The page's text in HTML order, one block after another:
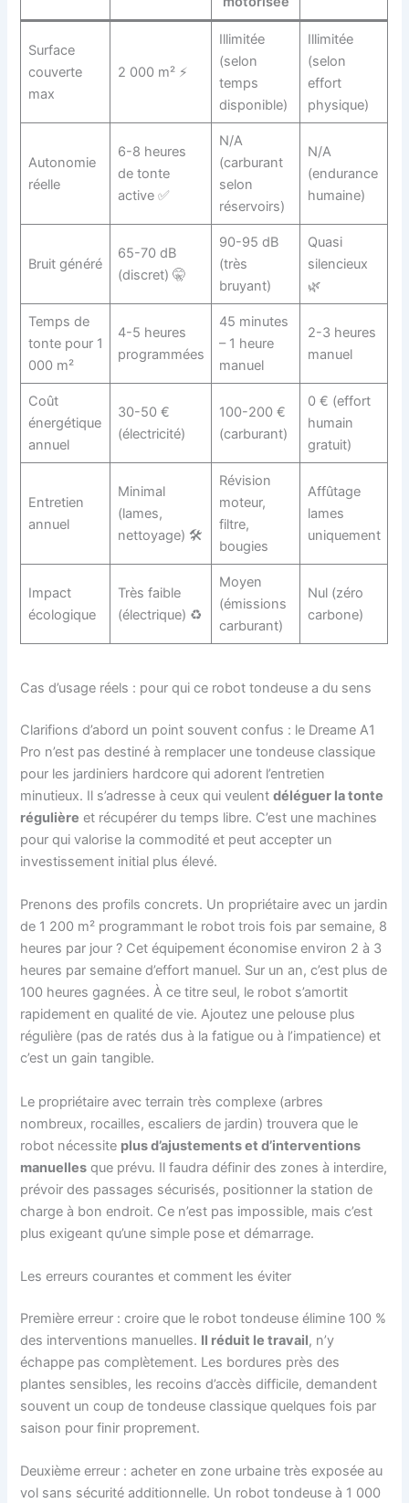
Surface
couverte
max
2 000 m² ⚡
Illimitée
(selon
temps
disponible)
Illimitée
(selon
effort
physique)
Autonomie
réelle
6-8 heures
de tonte
active ✅
N/A
(carburant
selon
réservoirs)
N/A
(endurance
humaine)
Bruit généré
65-70 dB
(discret) 🤫
90-95 dB
(très
bruyant)
Quasi
silencieux
🌿
Temps de
tonte pour 1
000 m²
4-5 heures
programmées
45 minutes
– 1 heure
manuel
2-3 heures
manuel
Coût
énergétique
annuel
30-50 €
(électricité)
100-200 €
(carburant)
0 € (effort
humain
gratuit)
Entretien
annuel
Minimal
(lames,
nettoyage) 🛠️
Révision
moteur,
filtre,
bougies
Affûtage
lames
uniquement
Impact
écologique
Très faible
(électrique) ♻️
Moyen
(émissions
carburant)
Nul (zéro
carbone)
Cas d’usage réels : pour qui ce robot tondeuse a du sens
Clarifions d’abord un point souvent confus : le Dreame A1
Pro n’est pas destiné à remplacer une tondeuse classique
pour les jardiniers hardcore qui adorent l’entretien
minutieux. Il s’adresse à ceux qui veulentdéléguer la tonte
régulière et récupérer du temps libre. C’est une machines
pour qui valorise la commodité et peut accepter un
investissement initial plus élevé.
Prenons des profils concrets. Un propriétaire avec un jardin
de 1 200 m² programmant le robot trois fois par semaine, 8
heures par jour ? Cet équipement économise environ 2 à 3
heures par semaine d’effort manuel. Sur un an, c’est plus de
100 heures gagnées. À ce titre seul, le robot s’amortit
rapidement en qualité de vie. Ajoutez une pelouse plus
régulière (pas de ratés dus à la fatigue ou à l’impatience) et
c’est un gain tangible.
Le propriétaire avec terrain très complexe (arbres
nombreux, rocailles, escaliers de jardin) trouvera que le
robot nécessite plus d’ajustements et d’interventions
manuelles que prévu. Il faudra définir des zones à interdire,
prévoir des passages sécurisés, positionner la station de
charge à bon endroit. Ce n’est pas impossible, mais c’est
plus exigeant qu’une simple pose et démarrage.
Les erreurs courantes et comment les éviter
Première erreur : croire que le robot tondeuse élimine 100 %
des interventions manuelles. Il réduit le travail, n’y
échappe pas complètement. Les bordures près des
plantes sensibles, les recoins d’accès difficile, demandent
souvent un coup de tondeuse classique quelques fois par
saison pour finir proprement.
Deuxième erreur : acheter en zone urbaine très exposée au
vol sans sécurité additionnelle. Un robot tondeuse à 1 000